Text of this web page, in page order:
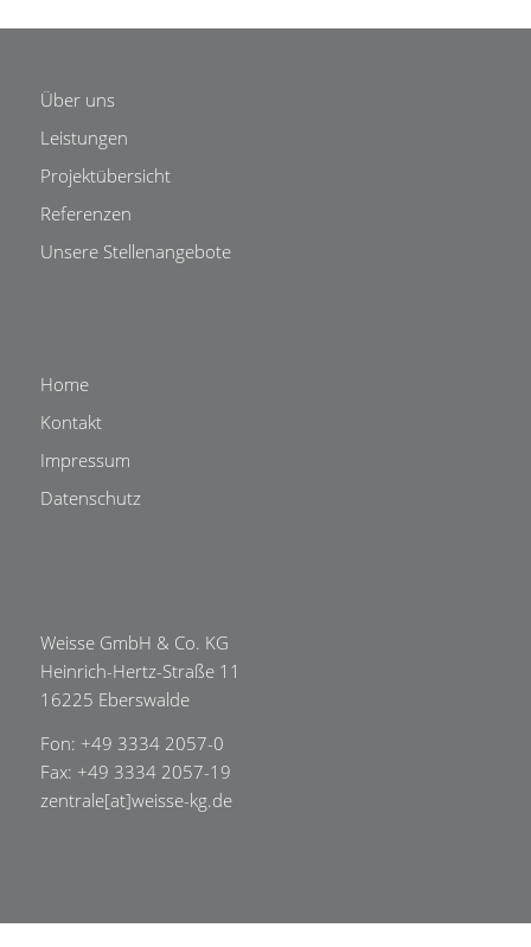
Über uns
Leistungen
Projektübersicht
Referenzen
Unsere Stellenangebote
Home
Kontakt
Impressum
Datenschutz
Weisse GmbH & Co. KG
Heinrich-Hertz-Straße 11
16225 Eberswalde
Fon: +49 3334 2057-0
Fax: +49 3334 2057-19
zentrale[at]weisse-kg.de